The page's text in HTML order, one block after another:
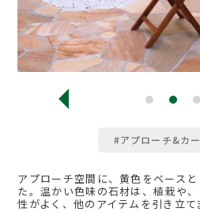
#アプローチ&カ
アプローチ空間に、黄色をベース
た。温かい色味の石材は、植栽や
性がよく、他のアイテムを引き立て